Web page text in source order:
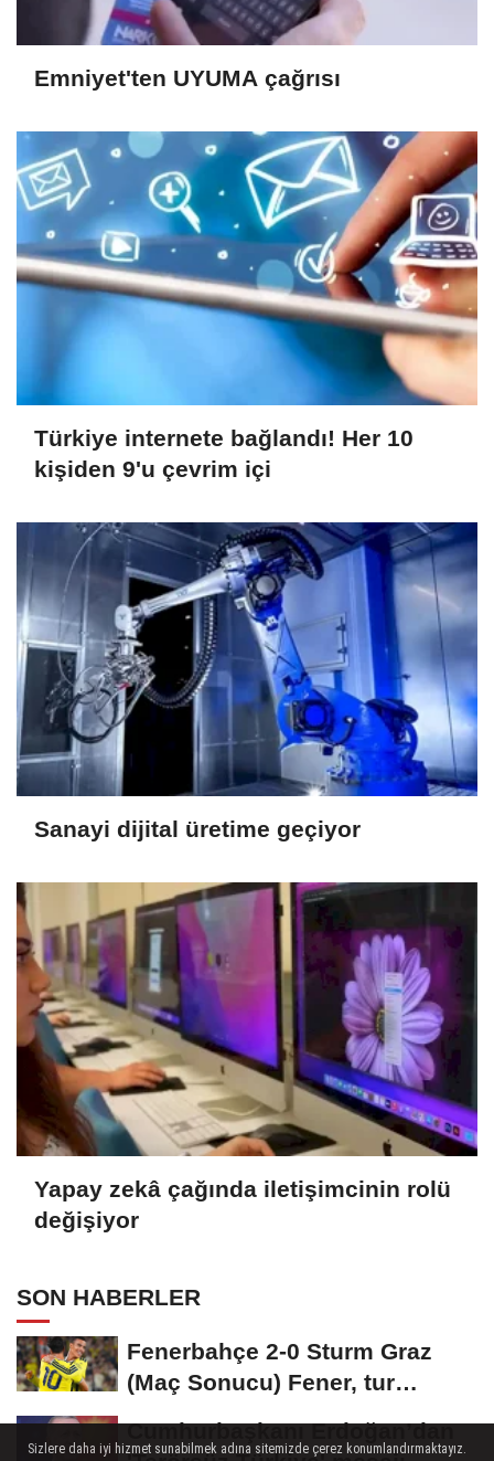
Emniyet'ten UYUMA çağrısı
Türkiye internete bağlandı! Her 10
kişiden 9'u çevrim içi
Sanayi dijital üretime geçiyor
Yapay zekâ çağında iletişimcinin rolü
değişiyor
SON HABERLER
Fenerbahçe 2-0 Sturm Graz
(Maç Sonucu) Fener, tur
Cumhurbaşkanı Erdoğan’dan
Sizlere daha iyi hizmet sunabilmek adına sitemizde çerez konumlandırmaktayız.